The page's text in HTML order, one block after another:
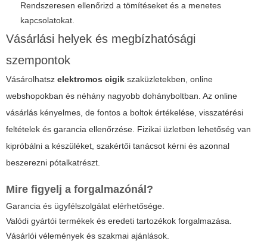
Rendszeresen ellenőrizd a tömítéseket és a menetes
kapcsolatokat.
Vásárlási helyek és megbízhatósági
szempontok
Vásárolhatsz elektromos cigik szaküzletekben, online
webshopokban és néhány nagyobb dohányboltban. Az online
vásárlás kényelmes, de fontos a boltok értékelése, visszatérési
feltételek és garancia ellenőrzése. Fizikai üzletben lehetőség van
kipróbálni a készüléket, szakértői tanácsot kérni és azonnal
beszerezni pótalkatrészt.
Mire figyelj a forgalmazónál?
Garancia és ügyfélszolgálat elérhetősége.
Valódi gyártói termékek és eredeti tartozékok forgalmazása.
Vásárlói vélemények és szakmai ajánlások.